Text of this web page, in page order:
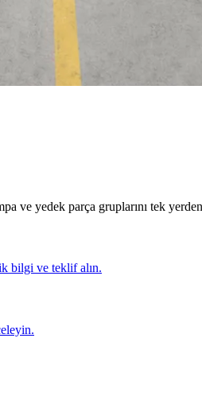
ve yedek parça gruplarını tek
bilgi ve teklif alın.